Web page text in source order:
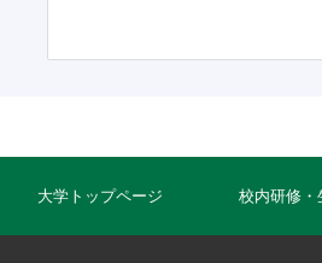
大学トップページ 校内研修・